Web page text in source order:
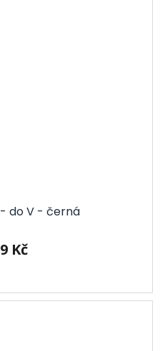
do V - černá
Kč